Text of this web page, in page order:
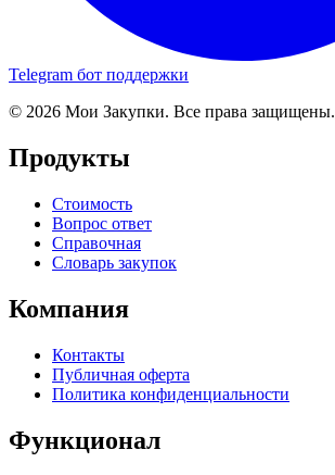
Telegram бот поддержки
© 2026 Мои Закупки. Все права защищены.
Продукты
Стоимость
Вопрос ответ
Справочная
Словарь закупок
Компания
Контакты
Публичная оферта
Политика конфиденциальности
Функционал